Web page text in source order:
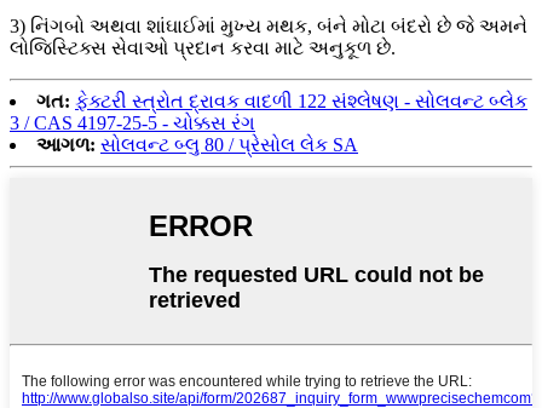
3) નિંગબો અથવા શાંઘાઈમાં મુખ્ય મથક, બંને મોટા બંદરો છે જે અમને
લોજિસ્ટિક્સ સેવાઓ પ્રદાન કરવા માટે અનુકૂળ છે.
ગત: ફેક્ટરી સ્ત્રોત દ્રાવક વાદળી 122 સંશ્લેષણ - સોલવન્ટ બ્લેક
3 / CAS 4197-25-5 - ચોક્કસ રંગ
આગળ: સોલવન્ટ બ્લુ 80 / પ્રેસોલ લેક SA